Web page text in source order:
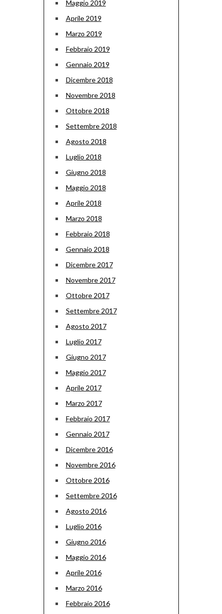
Maggio 2019
Aprile 2019
Marzo 2019
Febbraio 2019
Gennaio 2019
Dicembre 2018
Novembre 2018
Ottobre 2018
Settembre 2018
Agosto 2018
Luglio 2018
Giugno 2018
Maggio 2018
Aprile 2018
Marzo 2018
Febbraio 2018
Gennaio 2018
Dicembre 2017
Novembre 2017
Ottobre 2017
Settembre 2017
Agosto 2017
Luglio 2017
Giugno 2017
Maggio 2017
Aprile 2017
Marzo 2017
Febbraio 2017
Gennaio 2017
Dicembre 2016
Novembre 2016
Ottobre 2016
Settembre 2016
Agosto 2016
Luglio 2016
Giugno 2016
Maggio 2016
Aprile 2016
Marzo 2016
Febbraio 2016